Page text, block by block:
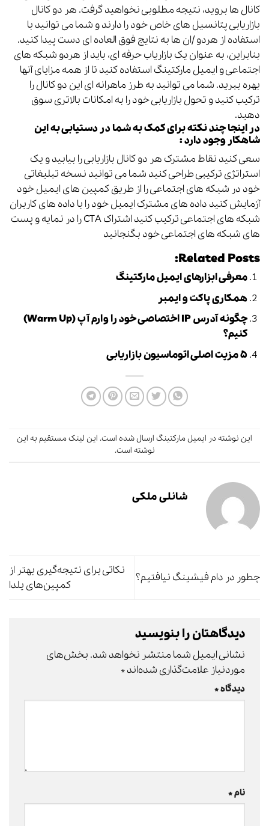
کانال ها بروید، نتیجه مطلوبی نخواهید گرفت. هر دو کانال
بازاریابی پتانسیل های خاص خود را دارند و شما می توانید با
استفاده از هردو /ان ها به نتایج فوق العاده ای دست پیدا کنید.
بنابراین، به عنوان یک بازاریاب حرفه ای، باید از هردو شبکه های
اجتماعی و ایمیل مارکتینگ استفاده کنید تا از همه مزایای آنها
بهره ببرید. شما می توانید به طرز ماهرانه ای این دو کانال را
ترکیب کنید و تحول بازاریابی خود را به امکانات بالاتری سوق
دهید.
در اینجا چند نکته برای کمک به شما در دستیابی به این
شاهکار وجود دارد :
سعی کنید نقاط مشترک هر دو کانال بازاریابی را بیابید و یک
استراتژی ترکیبی طراحی کنید شما می توانید نسخه تبلیغاتی
خود در شبکه های اجتماعی را از طریق کمپین های ایمیل خود
آزمایش کنید داده های مشترک ایمیل خود را با داده های کاربران
شبکه های اجتماعی ترکیب کنید اشتراک CTA را در نمایه و پست
های شبکه های اجتماعی خود بگنجانید
Related Posts:
معرفی ابزارهای ایمیل مارکتینگ
همکاری پاکت و ایمبر
چگونه آدرس IP اختصاصی خود را وارم آپ (Warm Up)
کنیم؟
۵ مزیت اصلی اتوماسیون بازاریابی
این نوشته در ایمیل مارکتینگ ارسال شده است. این لینکمستقیم به این
نوشته است.
شانلی ملکی
چطور در دام فیشینگ نیافتیم؟
نکاتی برای نتیجه‌گیری بهتر از
کمپین‌های یلدا
دیدگاهتان را بنویسید
نشانی ایمیل شما منتشر نخواهد شد. بخش‌های
موردنیاز علامت‌گذاری شده‌اند*
دیدگاه*
نام*